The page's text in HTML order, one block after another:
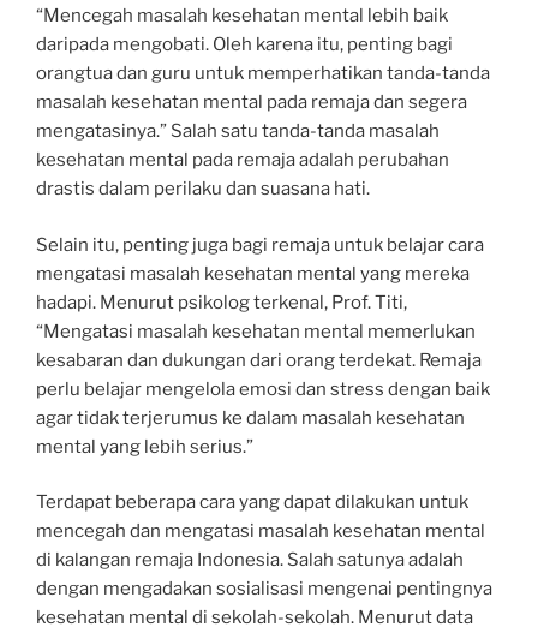
“Mencegah masalah kesehatan mental lebih baik
daripada mengobati. Oleh karena itu, penting bagi
orangtua dan guru untuk memperhatikan tanda-tanda
masalah kesehatan mental pada remaja dan segera
mengatasinya.” Salah satu tanda-tanda masalah
kesehatan mental pada remaja adalah perubahan
drastis dalam perilaku dan suasana hati.
Selain itu, penting juga bagi remaja untuk belajar cara
mengatasi masalah kesehatan mental yang mereka
hadapi. Menurut psikolog terkenal, Prof. Titi,
“Mengatasi masalah kesehatan mental memerlukan
kesabaran dan dukungan dari orang terdekat. Remaja
perlu belajar mengelola emosi dan stress dengan baik
agar tidak terjerumus ke dalam masalah kesehatan
mental yang lebih serius.”
Terdapat beberapa cara yang dapat dilakukan untuk
mencegah dan mengatasi masalah kesehatan mental
di kalangan remaja Indonesia. Salah satunya adalah
dengan mengadakan sosialisasi mengenai pentingnya
kesehatan mental di sekolah-sekolah. Menurut data